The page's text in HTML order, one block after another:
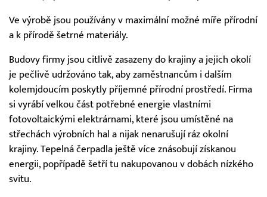
Ve výrobě jsou používány v maximální možné míře přírodní
a k přírodě šetrné materiály.
Budovy firmy jsou citlivě zasazeny do krajiny a jejich okolí
je pečlivě udržováno tak, aby zaměstnancům i dalším
kolemjdoucím poskytly příjemné přírodní prostředí. Firma
si vyrábí velkou část potřebné energie vlastními
fotovoltaickými elektrárnami, které jsou umístěné na
střechách výrobních hal a nijak nenarušují ráz okolní
krajiny. Tepelná čerpadla ještě více znásobují získanou
energii, popřípadě šetří tu nakupovanou v dobách nízkého
svitu.